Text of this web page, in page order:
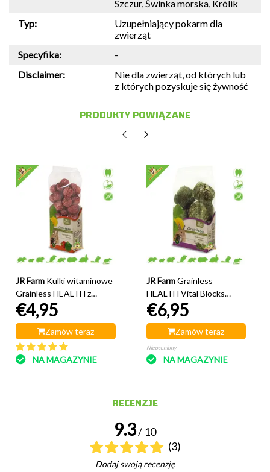
Szczur, Świnka morska, Królik
Typ:
Uzupełniający pokarm dla
zwierząt
Specyfika:
-
Disclaimer:
Nie dla zwierząt, od których lub
z których pozyskuje się żywność
PRODUKTY POWIĄZANE
JR Farm Kulki witaminowe
Grainless HEALTH z
papryką 150 gramów
€4,95
Zamów teraz
NA MAGAZYNIE
JR Farm Grainless
HEALTH Vital Blocks
Stomach 300 gramów
€6,95
Zamów teraz
Nieoceniony
NA MAGAZYNIE
RECENZJE
9.3/ 10
(3)
Dodaj swoją recenzję